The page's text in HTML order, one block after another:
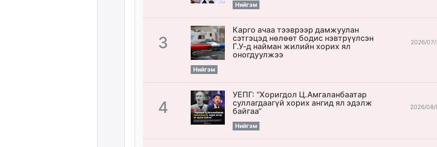
Нийгэм
3
Карго ачаа тээврээр дамжуулан
сэтгэцэд нөлөөт бодис нэвтрүүлсэн
Г.У-д найман жилийн хорих ял
оногдуулжээ
Нийгэм
2026/07/
4
УЕПГ: “Хоригдол Ц.Амгаланбаатар
cуллагдаагүй хорих ангид ял эдэлж
байгаа“
Нийгэм
2026/08/